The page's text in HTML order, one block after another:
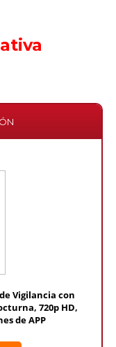
Vigilancia con
720p HD,
de APP